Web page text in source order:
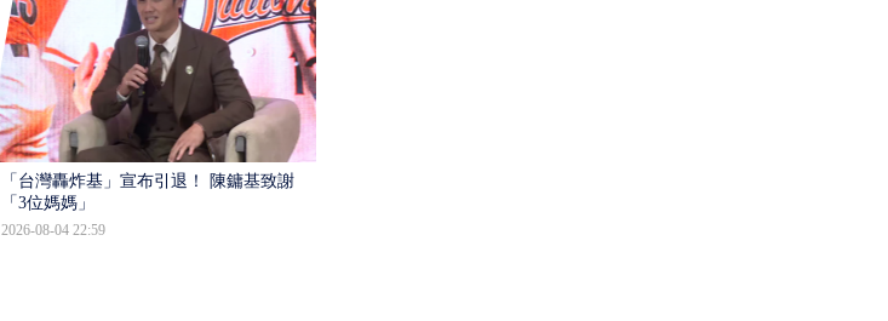
「台灣轟炸基」宣布引退！ 陳鏞基致謝
「3位媽媽」
2026-08-04 22:59